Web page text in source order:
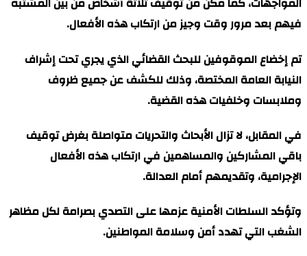
فيهم بعد مرور وقت وجيز من ارتكاب هذه الأفعال.
تم إخضاع الموقوفين للبحث القضائي الذي يجري تحت إشراف
النيابة العامة المختصة، وذلك للكشف عن جميع ظروف
وملابسات وخلفيات هذه القضية.
في المقابل، لا تزال الأبحاث والتحريات متواصلة بغرض توقيف
باقي المشاركين والمساهمين في ارتكاب هذه الأفعال
الإجرامية، وتقديمهم أمام العدالة.
وتؤكد السلطات الأمنية عزمها على التصدي بصرامة لكل مظاهر
الشغب التي تهدد أمن وسلامة المواطنين.